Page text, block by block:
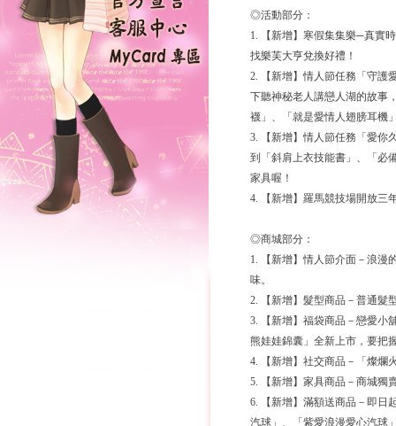
◎活動部分：
1. 【新增】寒假集集樂─真實
找樂芙大亨兌換好禮！
2. 【新增】情人節任務「守護
下聽神秘老人講戀人湖的故事
襪」、「就是愛情人翅膀耳機
3. 【新增】情人節任務「愛你
到「斜肩上衣技能書」、「必
家具喔！
4. 【新增】羅馬競技場開放三
◎商城部分：
1. 【新增】情人節介面－浪漫
味。
2. 【新增】髮型商品－普通髮
3. 【新增】福袋商品－戀愛小
熊娃娃錦囊」全新上市，要把
4. 【新增】社交商品－「燦爛
5. 【新增】家具商品－商城獨
6. 【新增】滿額送商品－即日
汽球」、「紫愛浪漫愛心汽球